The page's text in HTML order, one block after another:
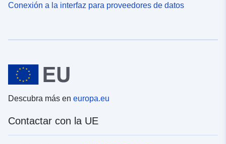
Conexión a la interfaz para proveedores de datos
Descubra más en europa.eu
Contactar con la UE